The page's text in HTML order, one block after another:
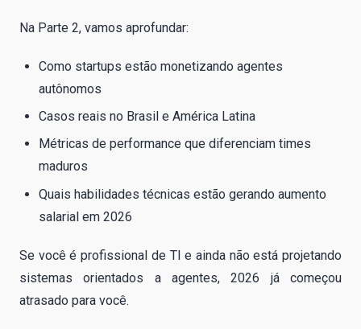
Na Parte 2, vamos aprofundar:
Como startups estão monetizando agentes
autônomos
Casos reais no Brasil e América Latina
Métricas de performance que diferenciam times
maduros
Quais habilidades técnicas estão gerando aumento
salarial em 2026
Se você é profissional de TI e ainda não está projetando
sistemas orientados a agentes, 2026 já começou
atrasado para você.